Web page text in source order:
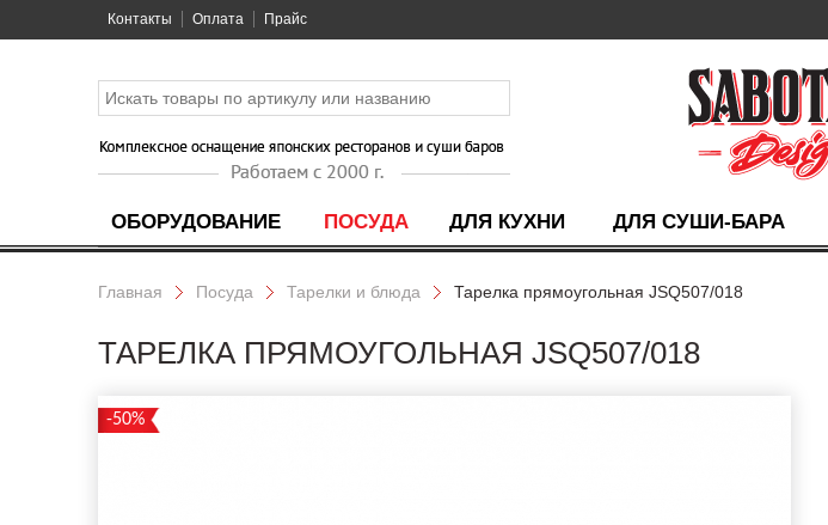
Контакты Оплата Прайс
ОБОРУДОВАНИЕ ПОСУДА ДЛЯ КУХНИ ДЛЯ СУШИ-БАРА
Главная Посуда Тарелки и блюда Тарелка прямоугольная JSQ507/018
ТАРЕЛКА ПРЯМОУГОЛЬНАЯ JSQ507/018
-50%